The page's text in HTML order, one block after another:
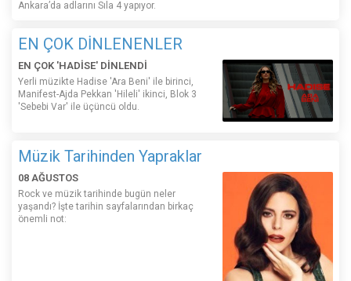
Ankara’da adlarını Sıla 4 yapıyor.
EN ÇOK DİNLENENLER
EN ÇOK 'HADİSE' DİNLENDİ
Yerli müzikte Hadise 'Ara Beni' ile birinci,
Manifest-Ajda Pekkan 'Hileli' ikinci, Blok 3
'Sebebi Var' ile üçüncü oldu.
Müzik Tarihinden Yapraklar
08 AĞUSTOS
Rock ve müzik tarihinde bugün neler
yaşandı? İşte tarihin sayfalarından birkaç
önemli not: